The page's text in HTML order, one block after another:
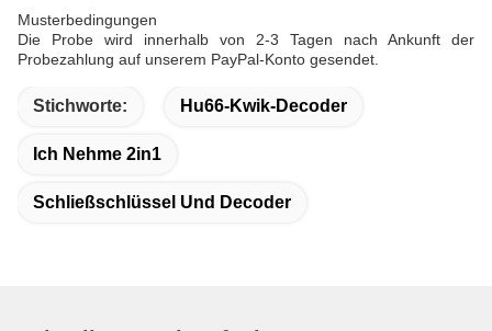
Musterbedingungen
Die Probe wird innerhalb von 2-3 Tagen nach Ankunft der
Probezahlung auf unserem PayPal-Konto gesendet.
Stichworte: Hu66-Kwik-Decoder
Ich Nehme 2in1
Schließschlüssel Und Decoder